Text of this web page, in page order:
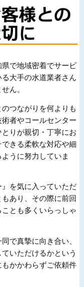
で地域密着でサービ
大手の水道業者さん
ん。
つながりを何よりも
者やコールセンター
りが親切・丁寧にお
きる柔軟な対応や細
うに努力していま
を気に入っていただ
あり、その際に前回
とも多くいらっしゃ
で真摯に向き合い、
いただけるかという
かかわらずご依頼件